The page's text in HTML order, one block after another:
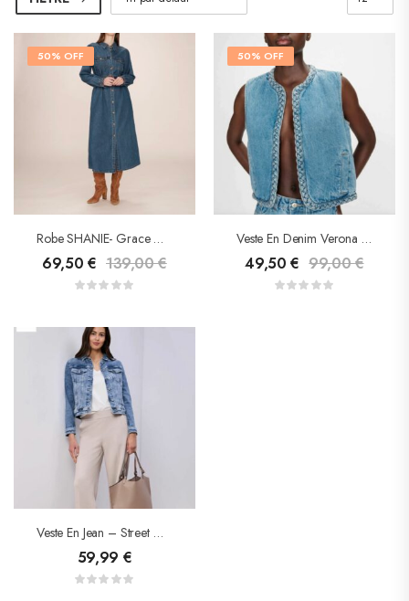
50% OFF
Robe SHANIE- Grace & Mila
69,50 € 139,00€
50% OFF
Veste En Denim Verona – Grace & Mila
49,50€ 99,00€
Veste En Jean – Street One
59,99 €